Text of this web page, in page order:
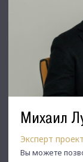
Михаил
Эксперт
Вы можете